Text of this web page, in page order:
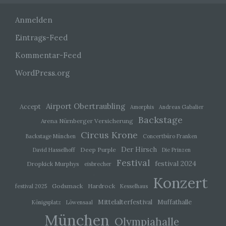
Anmelden
Eintrags-Feed
Kommentar-Feed
WordPress.org
Accept Airport Obertraubling Amorphis Andreas Gabalier
Arena Nürnberger Versicherung Backstage
Backstage München Circus Krone
Concertbüro Franken
David Hasselhoff
Deep Purple Der Hirsch Die Prinzen
Dropkick Murphys eisbrecher Festival festival 2024
festival 2025 Godsmack Hardrock Kesselhaus Konzert
Königsplatz Löwensaal Mittelalterfestival Muffathalle
München Olympiahalle
Verarbeitung ist jeder mit oder ohne Hilfe
automatisierter Verfahren ausgeführte Vorgang
Zusammenhang mit personenbezogenen Daten
Anpassung oder Veränderung, das Auslesen,
das Abfragen, die Verwendung, die Offenlegung
durch Übermittlung, Verbreitung oder eine andere
Form der Bereitstellung, den Abgleich oder die
Verknüpfung, die Einschränkung, das Löschen
Einschränkung der Verarbeitung ist die
Markierung gespeicherter personenbezogener
Daten mit dem Ziel, ihre künftige Verarbeitung
einzuschränken.